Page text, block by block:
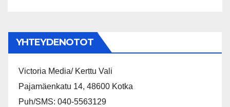
YHTEYDENOTOT
Victoria Media/ Kerttu Vali
Pajamäenkatu 14, 48600 Kotka
Puh/SMS: 040-5563129